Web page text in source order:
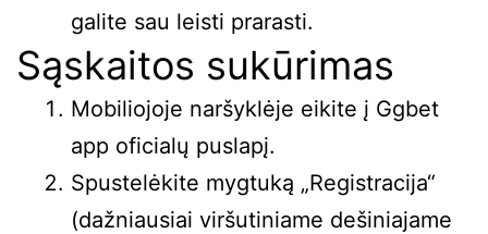
galite sau leisti prarasti.
Sąskaitos sukūrimas
Mobiliojoje naršyklėje eikite į Ggbet
app oficialų puslapį.
Spustelėkite mygtuką „Registracija“
(dažniausiai viršutiniame dešiniajame